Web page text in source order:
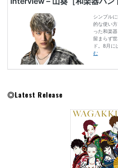
◎Latest Release